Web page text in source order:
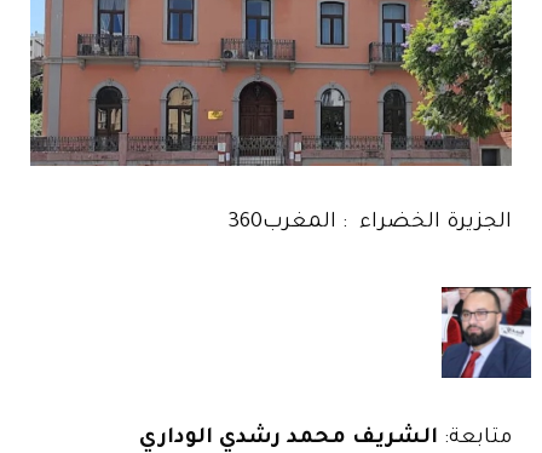
الجزيرة الخضراء : المغرب360
متابعة: الشريف محمد رشدي الوداري